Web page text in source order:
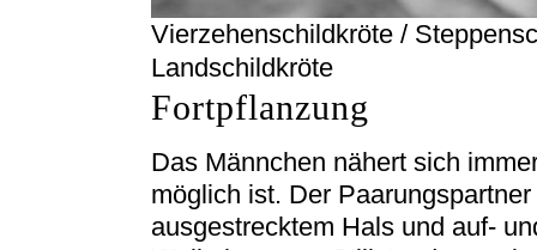
Vierzehenschildkröte /
Landschildkröte
Fortpflanzung
Das Männchen nähert sich
möglich ist. Der
ausgestrecktem Hals und auf-